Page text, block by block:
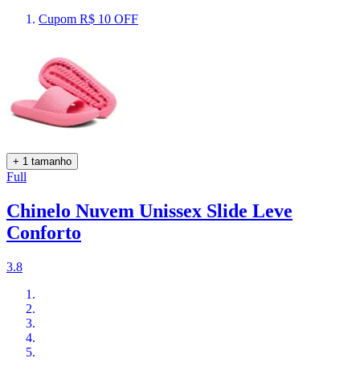
Cupom R$ 10 OFF
+ 1 tamanho
Full
Chinelo Nuvem Unissex Slide Leve
Conforto
3.8